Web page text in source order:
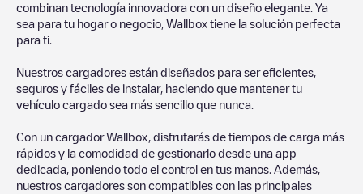
combinan tecnología innovadora con un diseño elegante. Ya
sea para tu hogar o negocio, Wallbox tiene la solución perfecta
para ti.
Nuestros cargadores están diseñados para ser eficientes,
seguros y fáciles de instalar, haciendo que mantener tu
vehículo cargado sea más sencillo que nunca.
Con un cargador Wallbox, disfrutarás de tiempos de carga más
rápidos y la comodidad de gestionarlo desde una app
dedicada, poniendo todo el control en tus manos. Además,
nuestros cargadores son compatibles con las principales